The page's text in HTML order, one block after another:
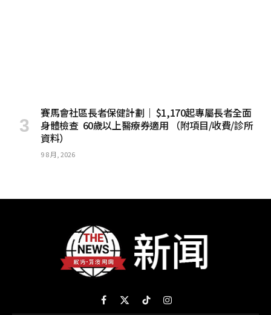
賽馬會社區長者保健計劃｜ $1,170起專屬長者全面
身體檢查 60歲以上醫療券適用 （附項目/收費/診所
資料）
9 8 月, 2026
Facebook
X
TikTokInstagram